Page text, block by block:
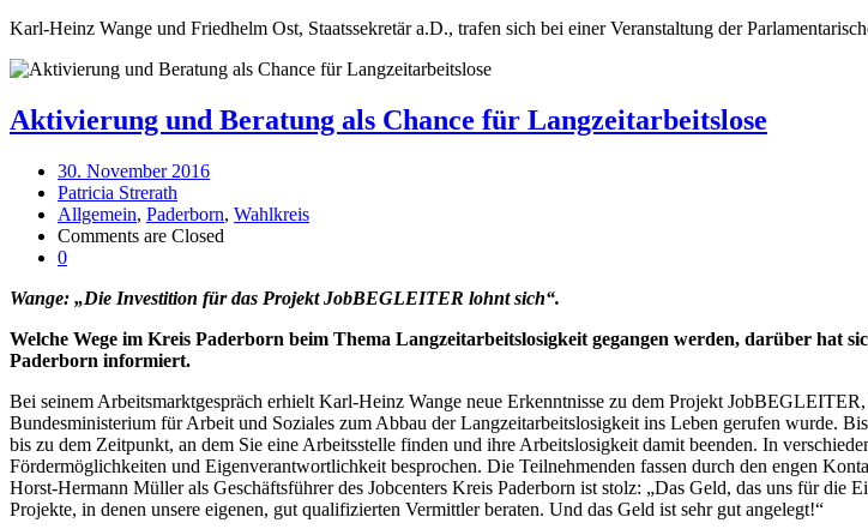
Karl-Heinz Wange und Friedhelm Ost, Staatssekretär a.D., trafen sich bei einer Veranstaltung der
Aktivierung und Beratung als Chance für Langzeitarbeitslose
30. November 2016
Patricia Strerath
Allgemein, Paderborn, Wahlkreis
Comments are Closed
0
Wange: „Die Investition für das Projekt JobBEGLEITER lohnt sich“.
Welche Wege im Kreis Paderborn beim Thema Langzeitarbeitslosigkeit gegangen werden, darüber hat
Paderborn informiert.
Bei seinem Arbeitsmarktgespräch erhielt Karl-Heinz Wange neue Erkenntnisse zu dem Projekt
Bundesministerium für Arbeit und Soziales zum Abbau der Langzeitarbeitslosigkeit ins Leben gerufen wurde.
bis zu dem Zeitpunkt, an dem Sie eine Arbeitsstelle finden und ihre Arbeitslosigkeit damit beenden. In
Fördermöglichkeiten und Eigenverantwortlichkeit besprochen. Die Teilnehmenden fassen durch den engen
Horst-Hermann Müller als Geschäftsführer des Jobcenters Kreis Paderborn ist stolz: „Das Geld, das uns für
Projekte, in denen unsere eigenen, gut qualifizierten Vermittler beraten. Und das Geld ist sehr gut angelegt!“